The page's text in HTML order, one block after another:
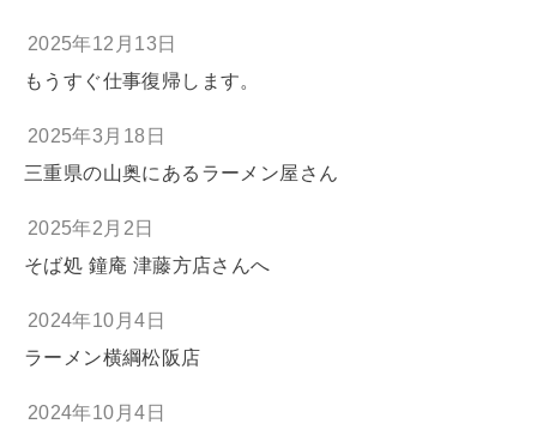
2025年12月13日
もうすぐ仕事復帰します。
2025年3月18日
三重県の山奥にあるラーメン屋さん
2025年2月2日
そば処 鐘庵 津藤方店さんへ
2024年10月4日
ラーメン横綱松阪店
2024年10月4日